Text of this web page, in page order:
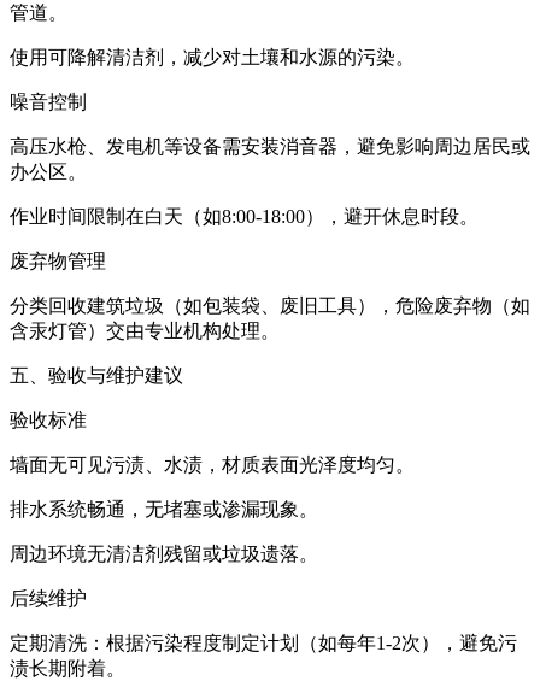
管道。
使用可降解清洁剂，减少对土壤和水源的污染。
噪音控制
高压水枪、发电机等设备需安装消音器，避免影响周边居民或
办公区。
作业时间限制在白天（如8:00-18:00），避开休息时段。
废弃物管理
分类回收建筑垃圾（如包装袋、废旧工具），危险废弃物（如
含汞灯管）交由专业机构处理。
五、验收与维护建议
验收标准
墙面无可见污渍、水渍，材质表面光泽度均匀。
排水系统畅通，无堵塞或渗漏现象。
周边环境无清洁剂残留或垃圾遗落。
后续维护
定期清洗：根据污染程度制定计划（如每年1-2次），避免污
渍长期附着。